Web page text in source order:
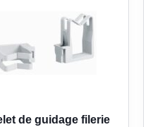
:
de guidage filerie